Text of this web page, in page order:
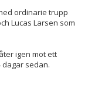
ordinarie trupp
Lucas Larsen som
igen mot ett
dagar sedan.